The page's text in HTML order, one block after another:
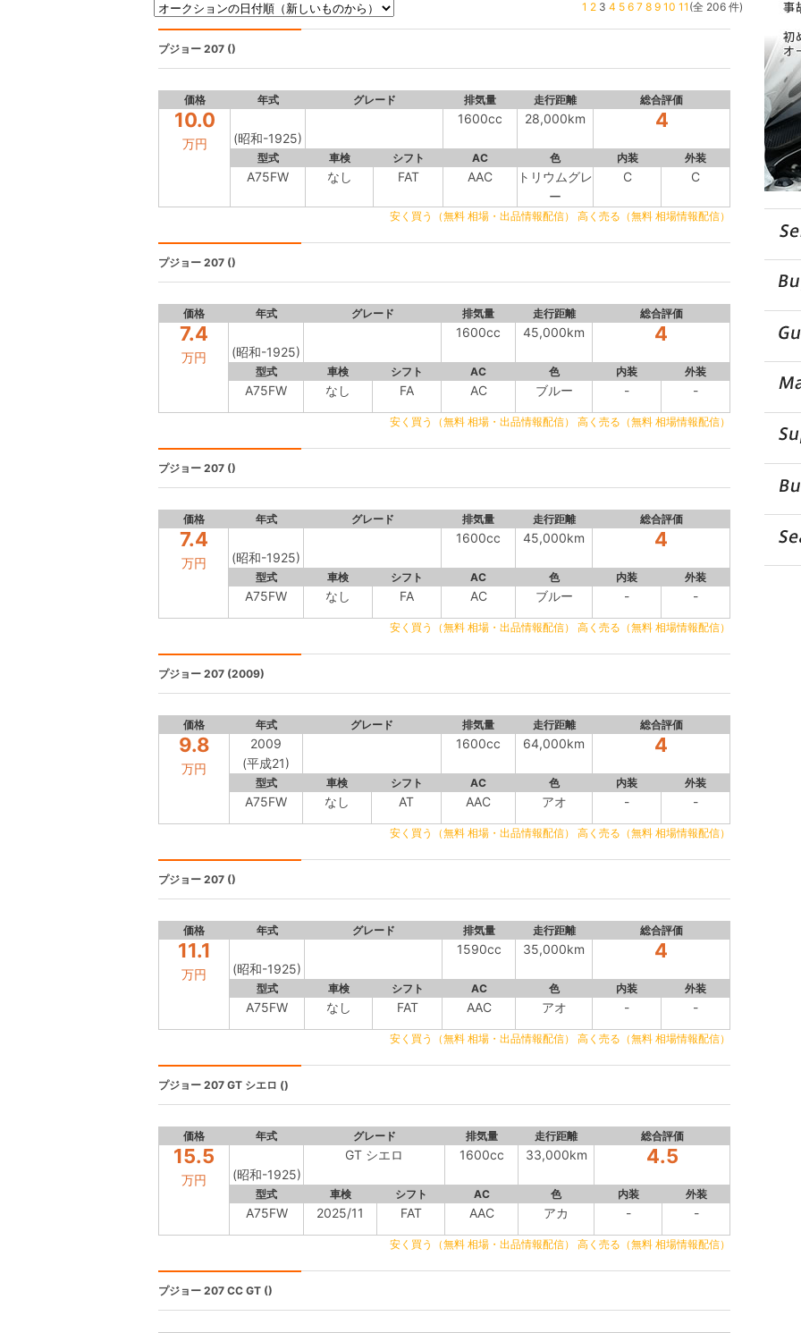
1 23 4 5 6 7 8 9 10 11 (全 206 件)
プジョー 207 ()
価格 年式 グレード 排気量 走行距離 総合評価
10.0
万円 (昭和-1925)
1600cc 28,000km 4
型式 車検 シフト AC 色 内装 外装
A75FW なし FAT AAC
トリウムグレ
ー
C C
安く買う（無料 相場・出品情報配信） 高く売る（無料 相場情報配信）
プジョー 207 ()
価格 年式 グレード 排気量 走行距離 総合評価
7.4
万円 (昭和-1925)
1600cc 45,000km 4
型式 車検 シフト AC 色 内装 外装
A75FW なし FA AC ブルー - -
安く買う（無料 相場・出品情報配信） 高く売る（無料 相場情報配信）
プジョー 207 ()
価格 年式 グレード 排気量 走行距離 総合評価
7.4
万円 (昭和-1925)
1600cc 45,000km 4
型式 車検 シフト AC 色 内装 外装
A75FW なし FA AC ブルー - -
安く買う（無料 相場・出品情報配信） 高く売る（無料 相場情報配信）
プジョー 207 (2009)
価格 年式 グレード 排気量 走行距離 総合評価
9.8
万円
2009
(平成21)
1600cc 64,000km 4
型式 車検 シフト AC 色 内装 外装
A75FW なし AT AAC アオ - -
安く買う（無料 相場・出品情報配信） 高く売る（無料 相場情報配信）
プジョー 207 ()
価格 年式 グレード 排気量 走行距離 総合評価
11.1
万円 (昭和-1925)
1590cc 35,000km 4
型式 車検 シフト AC 色 内装 外装
A75FW なし FAT AAC アオ - -
安く買う（無料 相場・出品情報配信） 高く売る（無料 相場情報配信）
プジョー 207 GT シエロ ()
価格 年式 グレード 排気量 走行距離 総合評価
15.5
万円 (昭和-1925)
GT シエロ 1600cc 33,000km 4.5
型式 車検 シフト AC 色 内装 外装
A75FW 2025/11 FAT AAC アカ - -
安く買う（無料 相場・出品情報配信） 高く売る（無料 相場情報配信）
プジョー 207 CC GT ()